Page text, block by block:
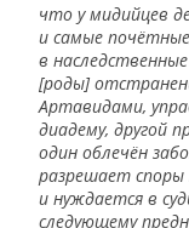
что у мидийцев
и самые
в
[роды]
Артавидами,
диадему, другой
один облечён
разрешает споры
и нуждается в
следующему